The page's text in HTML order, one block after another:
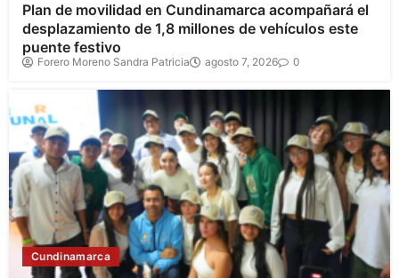
Plan de movilidad en Cundinamarca acompañará el
desplazamiento de 1,8 millones de vehículos este
puente festivo
Forero Moreno Sandra Patricia agosto 7, 2026 0
Cundinamarca